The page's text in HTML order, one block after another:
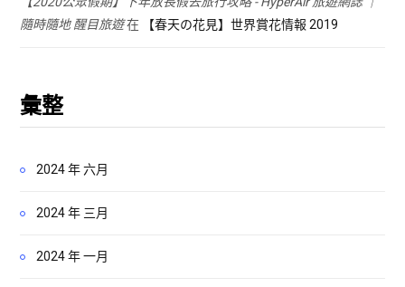
隨時隨地 醒目旅遊在 【春天の花見】世界賞花情報 2019
彙整
2024 年 六月
2024 年 三月
2024 年 一月